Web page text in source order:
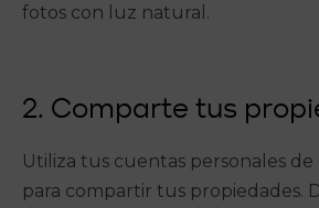
fotos con luz natural.
2. Comparte tus
Utiliza tus cuentas personales de
para compartir tus propiedades.